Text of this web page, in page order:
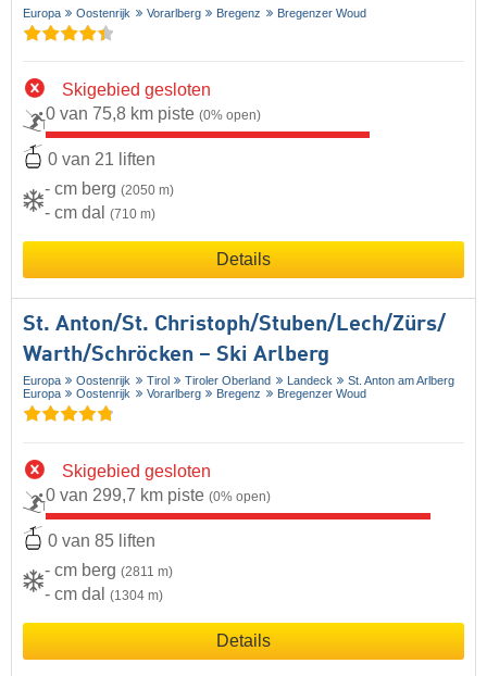
Europa Oostenrijk Vorarlberg Bregenz Bregenzer Woud
Skigebied gesloten
0 van 75,8 km piste (0% open)
0 van 21 liften
- cm berg (2050 m)
- cm dal (710 m)
Details
St. Anton/​St. Christoph/​Stuben/​Lech/​Zürs/​
Warth/​Schröcken – Ski Arlberg
Europa Oostenrijk Tirol Tiroler Oberland Landeck
St. Anton am Arlberg
Europa
Oostenrijk Vorarlberg Bregenz Bregenzer Woud
Skigebied gesloten
0 van 299,7 km piste (0% open)
0 van 85 liften
- cm berg (2811 m)
- cm dal (1304 m)
Details